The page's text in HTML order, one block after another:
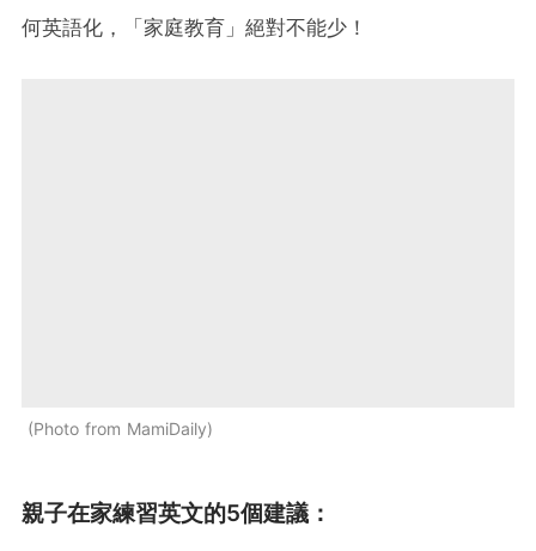
何英語化，「家庭教育」絕對不能少！
Photo from MamiDaily
親子在家練習英文的5個建議：